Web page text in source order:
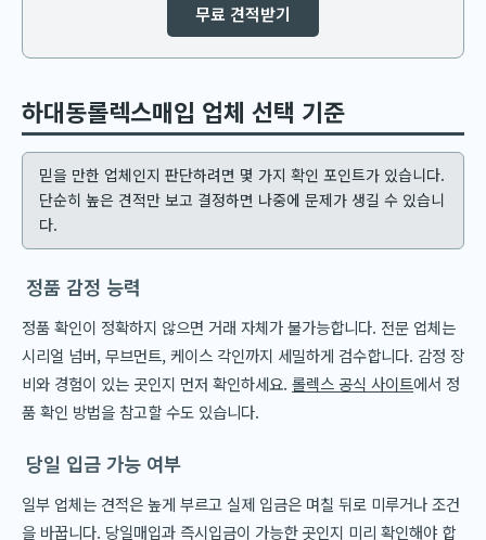
무료 견적받기
하대동롤렉스매입 업체 선택 기준
믿을 만한 업체인지 판단하려면 몇 가지 확인 포인트가 있습니다.
단순히 높은 견적만 보고 결정하면 나중에 문제가 생길 수 있습니
다.
정품 감정 능력
정품 확인이 정확하지 않으면 거래 자체가 불가능합니다. 전문 업체는
시리얼 넘버, 무브먼트, 케이스 각인까지 세밀하게 검수합니다. 감정 장
비와 경험이 있는 곳인지 먼저 확인하세요. 롤렉스 공식 사이트에서 정
품 확인 방법을 참고할 수도 있습니다.
당일 입금 가능 여부
일부 업체는 견적은 높게 부르고 실제 입금은 며칠 뒤로 미루거나 조건
을 바꿉니다. 당일매입과 즉시입금이 가능한 곳인지 미리 확인해야 합